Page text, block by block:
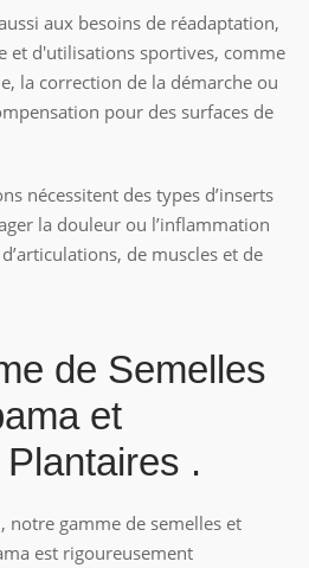
aux besoins de réadaptation,
et d'utilisations sportives, comme
la correction de la démarche ou
pour des surfaces de
nécessitent des types d’inserts
la douleur ou l’inflammation
de muscles et de
de Semelles
et
Plantaires .
notre gamme de semelles et
est rigoureusement